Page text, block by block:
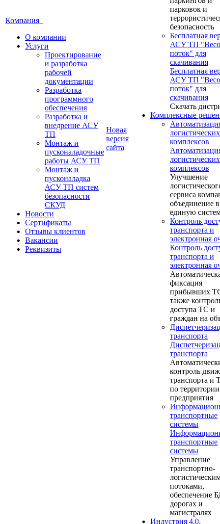
Компания
О компании
Услуги
Проектирование
и разработка
рабочей
документации
Разработка
программного
обеспечения
Разработка и
внедрение АСУ
ТП
Монтаж и
пусконаладочные
работы АСУ ТП
Монтаж и
пусконаладка
АСУ ТП систем
безопасности
СКУД
Новости
Сертификаты
Отзывы клиентов
Вакансии
Реквизиты
Новая
версия
сайта
парковок и
безопасность
Бесплатная
АСУ ТП
поток" для
скачивания
Бесплатная
АСУ ТП
поток" для
скачивания
Скачать
Комплексные
логистических
комплексов
логистических
комплексов
Улучшение
сервиса
объединение в
единую
Контроль
транспорта и
электронная
Контроль
транспорта и
электронная
фиксация
прибывших
также
доступа ТС и
граждан на
транспорта
транспорта
контроль
транспорта
по территории
предприятия
транспортные
системы
транспортные
системы
Управление
транспортно-
потоками,
обеспечение
дорогах и
магистралях
Индустрия 4.0.